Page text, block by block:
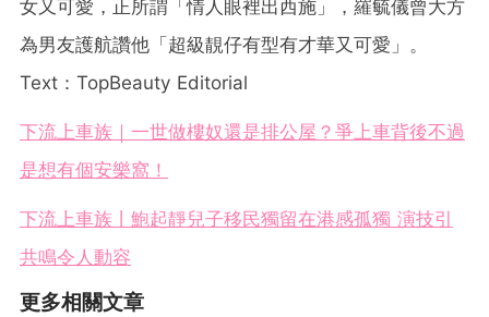
女又可愛，正所謂「情人眼裡出西施」，羅毓儀曾大方
為男友護航讚他「超級靚仔有型有才華又可愛」。
Text：TopBeauty Editorial
下流上車族｜一世做樓奴還是排公屋？爭上車背後不過
是想有個安樂窩！
下流上車族丨鮑起靜兒子移民獨留在港感孤獨 演技引
共鳴令人動容
更多相關文章